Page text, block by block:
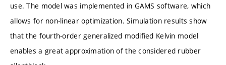
use. The model was implemented in GAMS software, which
allows for non-linear optimization. Simulation results show
that the fourth-order generalized modified Kelvin model
enables a great approximation of the considered rubber